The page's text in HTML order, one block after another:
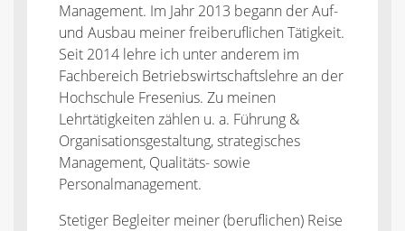
Management. Im Jahr 2013 begann der Auf-
und Ausbau meiner freiberuflichen Tätigkeit.
Seit 2014 lehre ich unter anderem im
Fachbereich Betriebswirtschaftslehre an der
Hochschule Fresenius. Zu meinen
Lehrtätigkeiten zählen u. a. Führung &
Organisationsgestaltung, strategisches
Management, Qualitäts- sowie
Personalmanagement.
Stetiger Begleiter meiner (beruflichen) Reise